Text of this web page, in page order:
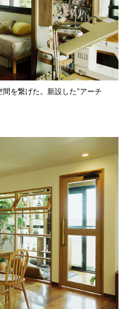
を繋げた。新設した"アーチ